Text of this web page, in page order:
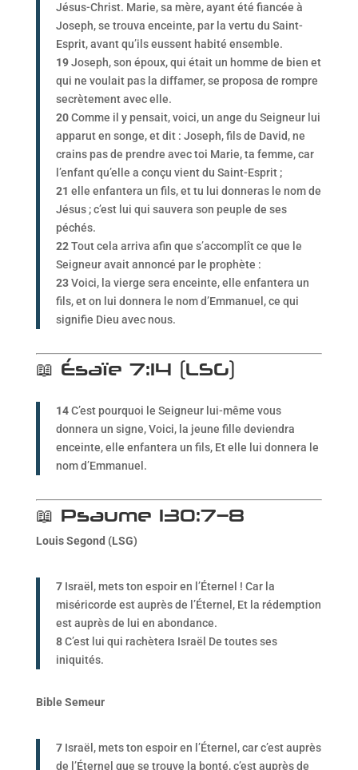
Jésus-Christ. Marie, sa mère, ayant été fiancée à
Joseph, se trouva enceinte, par la vertu du Saint-
Esprit, avant qu’ils eussent habité ensemble.
19Joseph, son époux, qui était un homme de bien et
qui ne voulait pas la diffamer, se proposa de rompre
secrètement avec elle.
20Comme il y pensait, voici, un ange du Seigneur lui
apparut en songe, et dit : Joseph, fils de David, ne
crains pas de prendre avec toi Marie, ta femme, car
l’enfant qu’elle a conçu vient du Saint-Esprit ;
21 elle enfantera un fils, et tu lui donneras le nom de
Jésus ; c’est lui qui sauvera son peuple de ses
péchés.
22Tout cela arriva afin que s’accomplît ce que le
Seigneur avait annoncé par le prophète :
23Voici, la vierge sera enceinte, elle enfantera un
fils, et on lui donnera le nom d’Emmanuel, ce qui
signifie Dieu avec nous.
📖 Ésaïe 7:14 (LSG)
14C’est pourquoi le Seigneur lui-même vous
donnera un signe, Voici, la jeune fille deviendra
enceinte, elle enfantera un fils, Et elle lui donnera le
nom d’Emmanuel.
📖 Psaume 130:7–8
Louis Segond (LSG)
7Israël, mets ton espoir en l’Éternel ! Car la
miséricorde est auprès de l’Éternel, Et la rédemption
est auprès de lui en abondance.
8C’est lui qui rachètera Israël De toutes ses
iniquités.
Bible Semeur
7Israël, mets ton espoir en l’Éternel, car c’est auprès
de l’Éternel que se trouve la bonté, c’est auprès de